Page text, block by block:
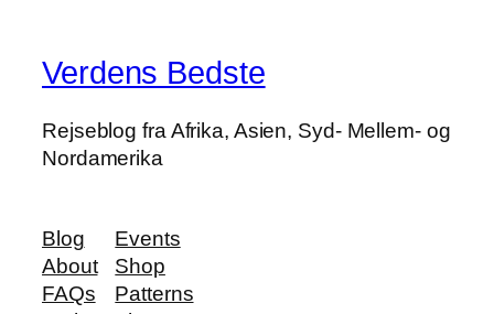
Verdens Bedste
Rejseblog fra Afrika, Asien, Syd- Mellem- og
Nordamerika
Blog
About
FAQs
Events
Shop
Patterns